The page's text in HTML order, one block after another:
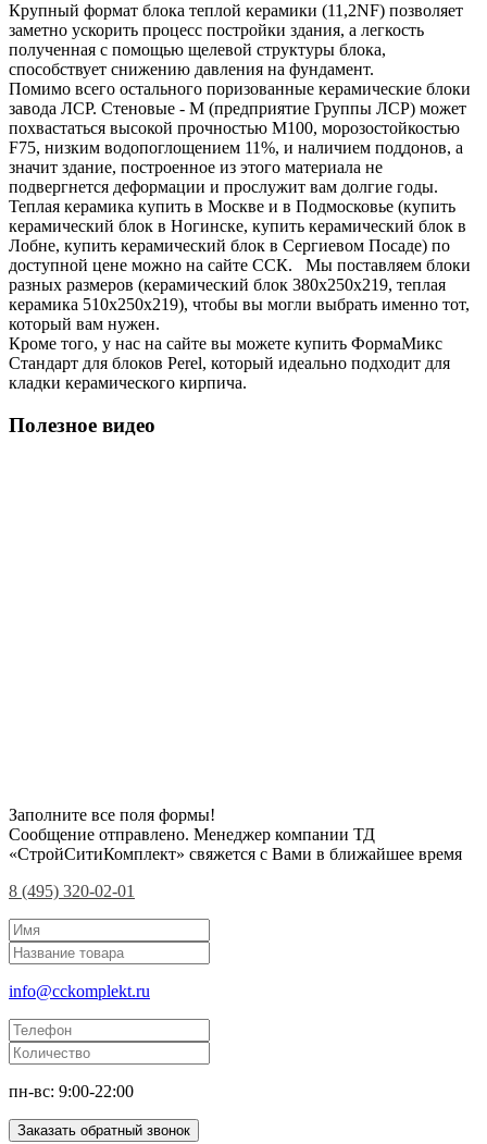
Крупный формат блока теплой керамики (11,2NF) позволяет
заметно ускорить процесс постройки здания, а легкость
полученная с помощью щелевой структуры блока,
способствует снижению давления на фундамент.
Помимо всего остального поризованные керамические блоки
завода ЛСР. Стеновые - М (предприятие Группы ЛСР) может
похвастаться высокой прочностью М100, морозостойкостью
F75, низким водопоглощением 11%, и наличием поддонов, а
значит здание, построенное из этого материала не
подвергнется деформации и прослужит вам долгие годы.
Теплая керамика купить в Москве и в Подмосковье (купить
керамический блок в Ногинске, купить керамический блок в
Лобне, купить керамический блок в Сергиевом Посаде) по
доступной цене можно на сайте ССК. Мы поставляем блоки
разных размеров (керамический блок 380х250х219, теплая
керамика 510х250х219), чтобы вы могли выбрать именно тот,
который вам нужен.
Кроме того, у нас на сайте вы можете купить ФормаМикс
Стандарт для блоков Perel, который идеально подходит для
кладки керамического кирпича.
Полезное видео
Заполните все поля формы!
Сообщение отправлено. Менеджер компании ТД
«СтройСитиКомплект» свяжется с Вами в ближайшее время
8 (495) 320-02-01
info@cckomplekt.ru
пн-вс: 9:00-22:00
Заказать обратный звонок